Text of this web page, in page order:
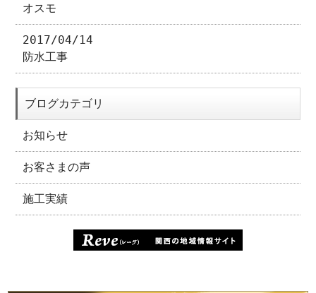
オスモ
2017/04/14
防水工事
ブログカテゴリ
お知らせ
お客さまの声
施工実績